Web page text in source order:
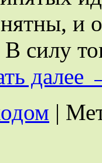
и
силу
далее
|